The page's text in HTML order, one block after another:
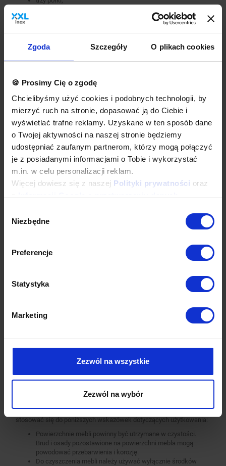
Zgoda Szczegóły O plikach cookies
🍪 Prosimy Cię o zgodę
Chcielibyśmy użyć cookies i podobnych technologii, by
mierzyć ruch na stronie, dopasować ją do Ciebie i
wyświetlać trafne reklamy. Uzyskane w ten sposób dane
o Twojej aktywności na naszej stronie będziemy
udostępniać zaufanym partnerom, którzy mogą połączyć
je z posiadanymi informacjami o Tobie i wykorzystać
m.in. w celu personalizacji reklam.
Więcej dowiesz się z naszej Polityki prywatności oraz
zgody
Niezbędne
Preferencje
Statystyka
Marketing
Zezwól na wszystkie
Zezwól na wybór
głębokość robocza półki C = 300 mm (B) – 33 mm = 267 mm,
głębokość robocza półki C = 400 mm (B) – 33 mm = 367 mm
Opcje dodatkowe
Rodzaj stali nierdzewnej
odpowiednich opcji przed dodaniem produktu do koszyka. W
przypadku niestandardowych wymagań dotyczących produktu
prosimy o dodanie komentarza w polu Dodatkowe wymagania.
Najwyższa jakość wykonania
Wieloletnie doświadczenie oraz nowoczesny park maszynowy
pozwalają nam na zagwarantowanie najwyższych standardów
produkcji, oraz innowacyjnych rozwiązań konstrukcyjnych.
Całość procesu produkcji od ciecia blachy i profili, poprzez
oraz łączenie i finalne wykończenie realizowana jest z pomocą
przez zespół wykwalifikowanych i doświadczonych pracowników.
Pracujemy wyłącznie na maszynach renomowanych światowych i
gwarantuje najwyższą jakość i precyzje wykonania wyrobów.
Standardowo nasze wyroby wykonane są ze stali nierdzewnej AISI
chemicznych i organicznych wykonujemy ze stali nierdzewnej tzw.
kwasówki AISI 304. Wszystkie nasze meble mogą być również w
Jesteśmy pewni jakości naszych produktów, dlatego w standardzie
nierdzewnej.
Czyszczenie i konserwacja
użytkowania i pielęgnacji. Regularne czyszczenie i konserwacja
długotrwałą i bezproblemową eksploatację.
Aby zapewnić długą żywotność mebli ze stali nierdzewnej, należy
stosować się do poniższych wskazówek dotyczących użytkowania:
Powierzchnie mebli powinny być utrzymane w czystości.
Brud i osady pozostawione na powierzchni mebla mogą
powodować przebarwienia i korozję.
Do czyszczenia mebli należy używać wyłącznie środków